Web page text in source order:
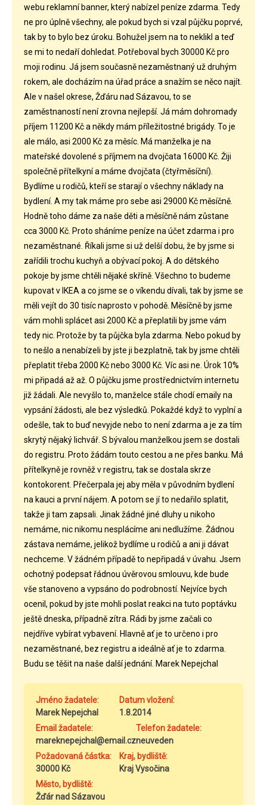
webu reklamní banner, který nabízel peníze zdarma. Tedy
ne pro úplně všechny, ale pokud bych si vzal půjčku poprvé,
tak by to bylo bez úroku. Bohužel jsem na to neklikl a teď
se mi to nedaří dohledat. Potřeboval bych 30000 Kč pro
moji rodinu. Já jsem současně nezaměstnaný už druhým
rokem, ale docházím na úřad práce a snažím se něco najít.
Ale v našel okrese, Žďáru nad Sázavou, to se
zaměstnaností není zrovna nejlepší. Já mám dohromady
příjem 11200 Kč a někdy mám příležitostné brigády. To je
ale málo, asi 2000 Kč za měsíc. Má manželka je na
mateřské dovolené s příjmem na dvojčata 16000 Kč. Žiji
společně přítelkyní a máme dvojčata (čtyřměsíční).
Bydlíme u rodičů, kteří se starají o všechny náklady na
bydlení. A my tak máme pro sebe asi 29000 Kč měsíčně.
Hodně toho dáme za naše děti a měsíčně nám zůstane
cca 3000 Kč. Proto sháníme peníze na účet zdarma i pro
nezaměstnané. Říkali jsme si už delší dobu, že by jsme si
zařídili trochu kuchyň a obývací pokoj. A do dětského
pokoje by jsme chtěli nějaké skříně. Všechno to budeme
kupovat v IKEA a co jsme se o víkendu dívali, tak by jsme se
měli vejít do 30 tisíc naprosto v pohodě. Měsíčně by jsme
vám mohli splácet asi 2000 Kč a přeplatili by jsme vám
tedy nic. Protože by ta půjčka byla zdarma. Nebo pokud by
to nešlo a nenabízeli by jste ji bezplatně, tak by jsme chtěli
přeplatit třeba 2000 Kč nebo 3000 Kč. Víc asi ne. Úrok 10%
mi připadá až až. O půjčku jsme prostřednictvím internetu
již žádali. Ale nevyšlo to, manželce stále chodí emaily na
vypsání žádosti, ale bez výsledků. Pokaždé když to vyplní a
odešle, tak to buď nevyjde nebo to není zdarma a je za tím
skrytý nějaký lichvář. S bývalou manželkou jsem se dostali
do registru. Proto žádám touto cestou a ne přes banku. Má
přítelkyně je rovněž v registru, tak se dostala skrze
kontokorent. Přečerpala jej aby měla v původním bydlení
na kauci a první nájem. A potom se jí to nedařilo splatit,
takže ji tam zapsali. Jinak žádné jiné dluhy u nikoho
nemáme, nic nikomu nesplácíme ani nedlužíme. Žádnou
zástava nemáme, jelikož bydlíme u rodičů a ani ji dávat
nechceme. V žádném případě to nepřipadá v úvahu. Jsem
ochotný podepsat řádnou úvěrovou smlouvu, kde bude
vše stanoveno a vypsáno do podrobností. Nejvíce bych
ocenil, pokud by jste mohli poslat reakci na tuto poptávku
ještě dneska, případně zítra. Rádi by jsme začali co
nejdříve vybírat vybavení. Hlavně ať je to určeno i pro
nezaměstnané, bez registru a ideálně ať je to zdarma.
Budu se těšit na naše další jednání. Marek Nepejchal
Jméno žadatele:
Marek Nepejchal
Datum vložení:
1.8.2014
Email žadatele:
mareknepejchal@email.cz
Telefon žadatele:
neuveden
Požadovaná částka:
30000 Kč
Kraj, bydliště:
Kraj Vysočina
Město, bydliště:
Žďár nad Sázavou